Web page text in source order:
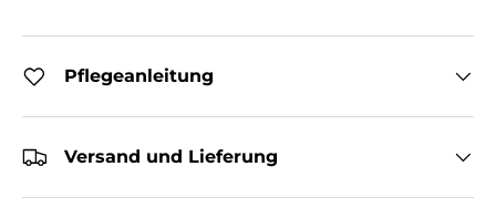
Pflegeanleitung
Versand und Lieferung